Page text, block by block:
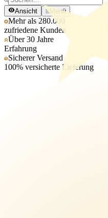
Ansicht Menü
Mehr als 280.000
zufriedene Kunden
Über 30 Jahre
Erfahrung
Sicherer Versand
100% versicherte Lieferung